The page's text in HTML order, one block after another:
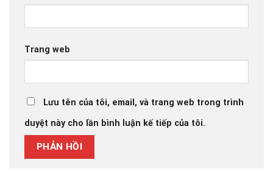
Trang web
Lưu tên của tôi, email, và trang web trong trình
duyệt này cho lần bình luận kế tiếp của tôi.